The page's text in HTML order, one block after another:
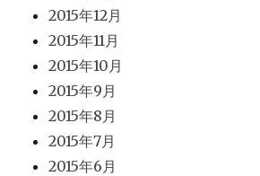
2015年12月
2015年11月
2015年10月
2015年9月
2015年8月
2015年7月
2015年6月